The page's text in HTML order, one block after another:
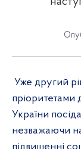
Уже другий
пріоритетами
України
незважаючи
підвищенні